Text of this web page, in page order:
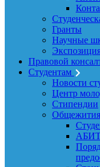
Гранты
Научные
Правовой
Студентам
Новости
Центр
Стипендии
Общежития